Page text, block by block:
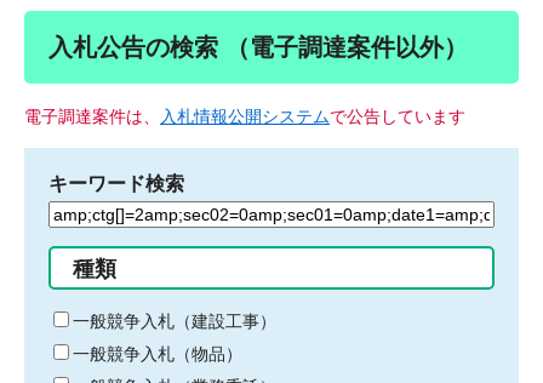
入札公告の検索 （電子調達案件以外）
電子調達案件は、 入札情報公開システムで公告しています
キーワード検索
検
る
キ
ー
ワ
種類
一般競争入札（建設工事）
一般競争入札（物品）